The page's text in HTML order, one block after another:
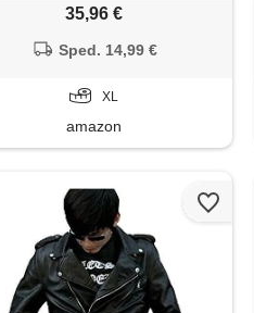
strato da uomo
35,96 €
Sped. 14,99 €
XL
amazon